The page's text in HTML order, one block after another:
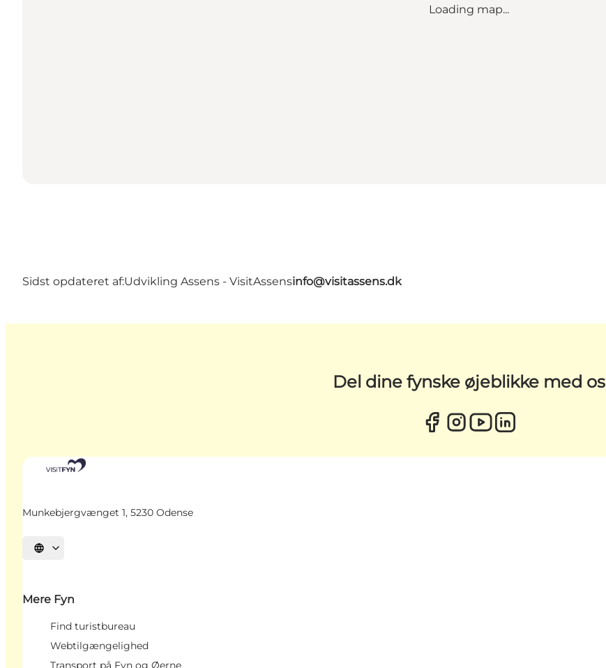
Loading map...
Sidst opdateret af:Udvikling Assens - VisitAssensinfo@visitassens.dk
Del dine fynske øjeblikke med os
Munkebjergvænget 1, 5230 Odense
Vælg sprog
Mere Fyn
Find turistbureau
Webtilgængelighed
Transport på Fyn og Øerne